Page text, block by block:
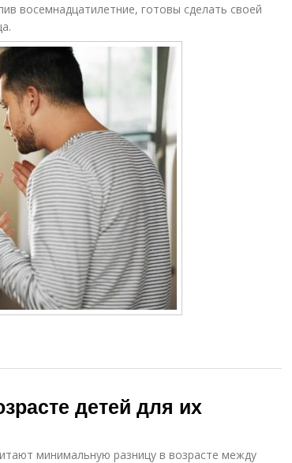
восемнадцатилетние, готовы сделать своей
детей для их
минимальную разницу в возрасте между